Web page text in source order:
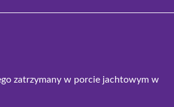
zatrzymany w porcie jachtowym w